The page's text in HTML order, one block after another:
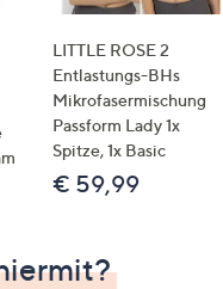
LITTLE ROSE 2
Entlastungs-BHs
Mikrofasermischung
Passform Lady 1x
Spitze, 1x Basic
€ 59,99